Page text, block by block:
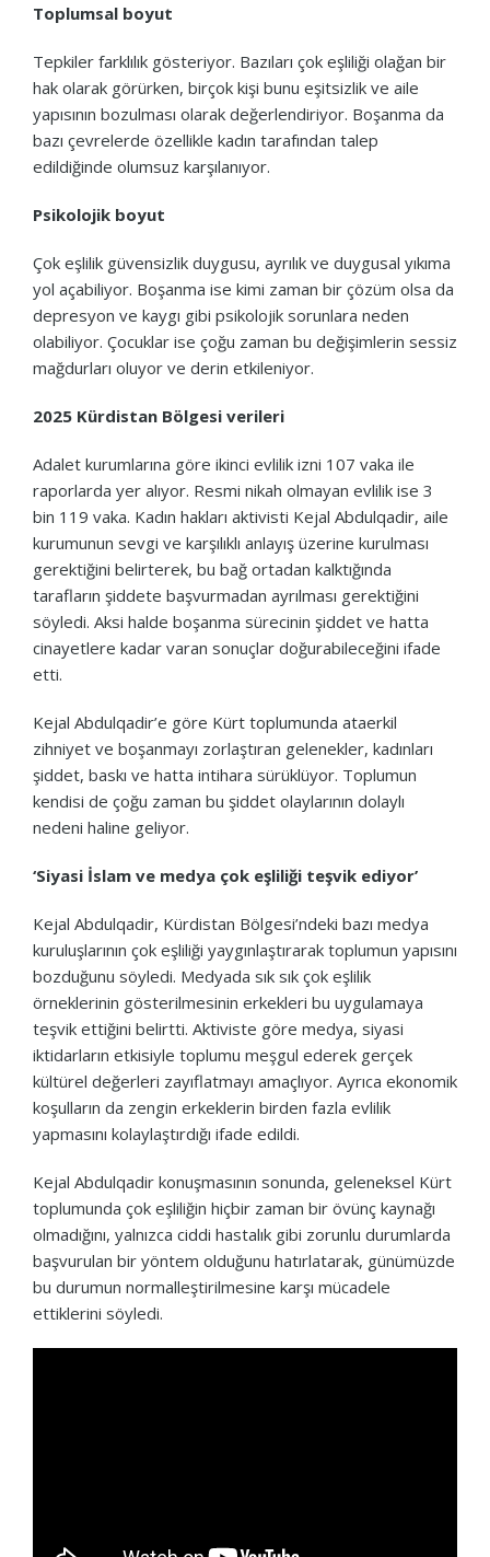
Toplumsal boyut
Tepkiler farklılık gösteriyor. Bazıları çok eşliliği olağan bir
hak olarak görürken, birçok kişi bunu eşitsizlik ve aile
yapısının bozulması olarak değerlendiriyor. Boşanma da
bazı çevrelerde özellikle kadın tarafından talep
edildiğinde olumsuz karşılanıyor.
Psikolojik boyut
Çok eşlilik güvensizlik duygusu, ayrılık ve duygusal yıkıma
yol açabiliyor. Boşanma ise kimi zaman bir çözüm olsa da
depresyon ve kaygı gibi psikolojik sorunlara neden
olabiliyor. Çocuklar ise çoğu zaman bu değişimlerin sessiz
mağdurları oluyor ve derin etkileniyor.
2025 Kürdistan Bölgesi verileri
Adalet kurumlarına göre ikinci evlilik izni 107 vaka ile
raporlarda yer alıyor. Resmi nikah olmayan evlilik ise 3
bin 119 vaka. Kadın hakları aktivisti Kejal Abdulqadir, aile
kurumunun sevgi ve karşılıklı anlayış üzerine kurulması
gerektiğini belirterek, bu bağ ortadan kalktığında
tarafların şiddete başvurmadan ayrılması gerektiğini
söyledi. Aksi halde boşanma sürecinin şiddet ve hatta
cinayetlere kadar varan sonuçlar doğurabileceğini ifade
etti.
Kejal Abdulqadir’e göre Kürt toplumunda ataerkil
zihniyet ve boşanmayı zorlaştıran gelenekler, kadınları
şiddet, baskı ve hatta intihara sürüklüyor. Toplumun
kendisi de çoğu zaman bu şiddet olaylarının dolaylı
nedeni haline geliyor.
‘Siyasi İslam ve medya çok eşliliği teşvik ediyor’
Kejal Abdulqadir, Kürdistan Bölgesi’ndeki bazı medya
kuruluşlarının çok eşliliği yaygınlaştırarak toplumun yapısını
bozduğunu söyledi. Medyada sık sık çok eşlilik
örneklerinin gösterilmesinin erkekleri bu uygulamaya
teşvik ettiğini belirtti. Aktiviste göre medya, siyasi
iktidarların etkisiyle toplumu meşgul ederek gerçek
kültürel değerleri zayıflatmayı amaçlıyor. Ayrıca ekonomik
koşulların da zengin erkeklerin birden fazla evlilik
yapmasını kolaylaştırdığı ifade edildi.
Kejal Abdulqadir konuşmasının sonunda, geleneksel Kürt
toplumunda çok eşliliğin hiçbir zaman bir övünç kaynağı
olmadığını, yalnızca ciddi hastalık gibi zorunlu durumlarda
başvurulan bir yöntem olduğunu hatırlatarak, günümüzde
bu durumun normalleştirilmesine karşı mücadele
ettiklerini söyledi.